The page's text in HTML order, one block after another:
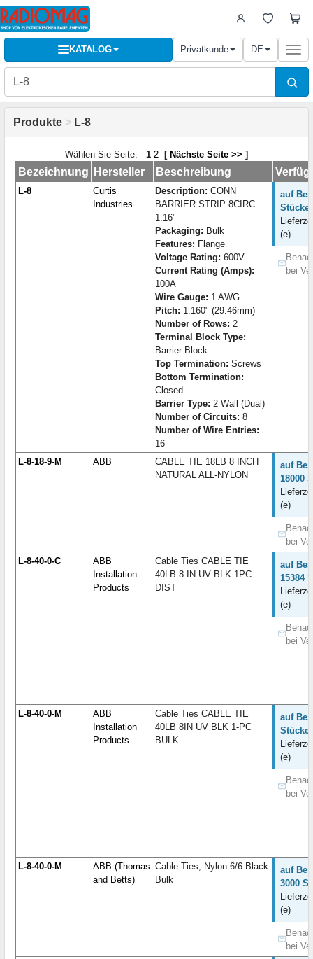
KATALOG Privatkunde DE
Produkte > L-8
Wählen Sie Seite: 1 2 [ Nächste Seite >> ]
Bezeichnung Hersteller Beschreibung
L-8
Curtis
Industries
Description: CONN
BARRIER STRIP 8CIRC
1.16"
Packaging: Bulk
Features: Flange
Voltage Rating: 600V
Current Rating (Amps):
100A
Wire Gauge: 1 AWG
Pitch: 1.160" (29.46mm)
Number of Rows: 2
Terminal Block Type:
Barrier Block
Top Termination: Screws
Bottom Termination:
Closed
Barrier Type: 2 Wall (Dual)
Number of Circuits: 8
Number of Wire Entries:
16
auf
Stücke:
(e)
bei
L-8-18-9-M ABB
CABLE TIE 18LB 8 INCH
NATURAL ALL-NYLON
auf
18000
(e)
bei
L-8-40-0-C
ABB
Installation
Products
Cable Ties CABLE TIE
40LB 8 IN UV BLK 1PC
DIST
auf
15384
(e)
bei
L-8-40-0-M
ABB
Installation
Products
Cable Ties CABLE TIE
40LB 8IN UV BLK 1-PC
BULK
auf
Stücke:
(e)
bei
L-8-40-0-M
ABB (Thomas
and Betts)
Cable Ties, Nylon 6/6 Black
Bulk
auf
3000
(e)
bei